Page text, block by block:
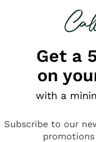
looking for
Get a
on
with a
Subscribe to our
promotions